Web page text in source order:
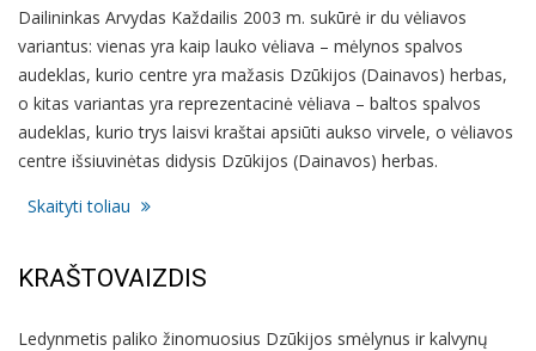
Dailininkas Arvydas Každailis 2003 m. sukūrė ir du vėliavos
variantus: vienas yra kaip lauko vėliava – mėlynos spalvos
audeklas, kurio centre yra mažasis Dzūkijos (Dainavos) herbas,
o kitas variantas yra reprezentacinė vėliava – baltos spalvos
audeklas, kurio trys laisvi kraštai apsiūti aukso virvele, o vėliavos
centre išsiuvinėtas didysis Dzūkijos (Dainavos) herbas.
Skaityti toliau
KRAŠTOVAIZDIS
Ledynmetis paliko žinomuosius Dzūkijos smėlynus ir kalvynų